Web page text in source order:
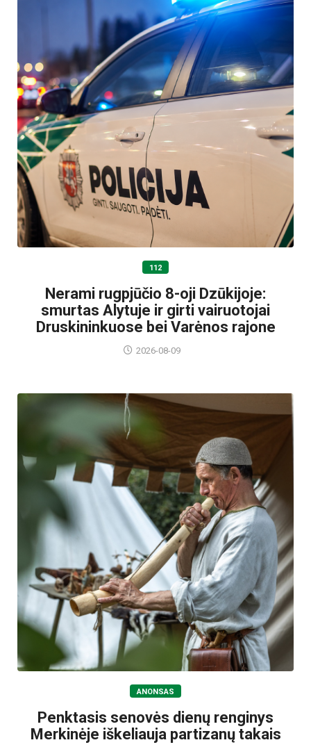
112
Nerami rugpjūčio 8-oji Dzūkijoje:
smurtas Alytuje ir girti vairuotojai
Druskininkuose bei Varėnos rajone
2026-08-09
ANONSAS
Penktasis senovės dienų renginys
Merkinėje iškeliauja partizanų takais